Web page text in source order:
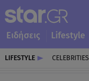
Ειδήσεις Lifestyle
LIFESTYLE CELEBRITIES